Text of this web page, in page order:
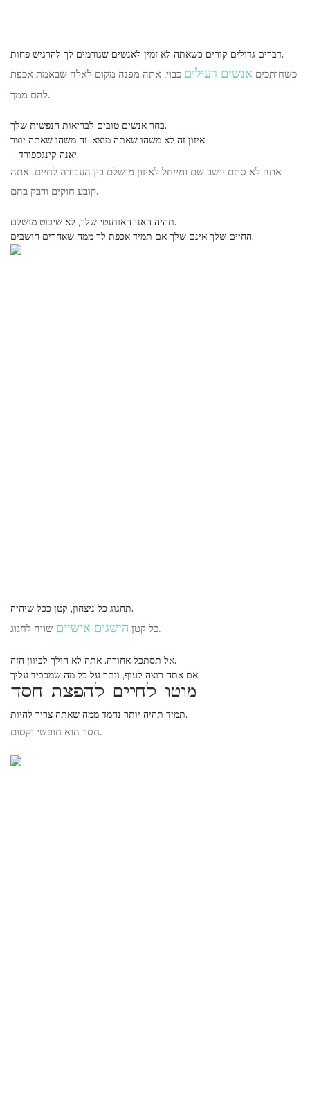
דברים גדולים קורים כשאתה לא זמין לאנשים שגורמים לך להרגיש פחות.
כשחותכים אנשים רעילים כבוי, אתה מפנה מקום לאלה שבאמת אכפת
להם ממך.
בחר אנשים טובים לבריאות הנפשית שלך.
איזון זה לא משהו שאתה מוצא. זה משהו שאתה יוצר.
– יאנה קינגספורד
אתה לא סתם יושב שם ומייחל לאיזון מושלם בין העבודה לחיים. אתה
קובע חוקים ודבק בהם.
תהיה האני האותנטי שלך, לא שיבוט מושלם.
החיים שלך אינם שלך אם תמיד אכפת לך ממה שאחרים חושבים.
תחגוג כל ניצחון, קטן ככל שיהיה.
כל קטן הישגים אישיים שווה לחגוג.
אל תסתכל אחורה. אתה לא הולך לכיוון הזה.
אם אתה רוצה לעוף, וותר על כל מה שמכביד עליך.
מוטו לחיים להפצת חסד
תמיד תהיה יותר נחמד ממה שאתה צריך להיות.
חסד הוא חופשי וקסום.